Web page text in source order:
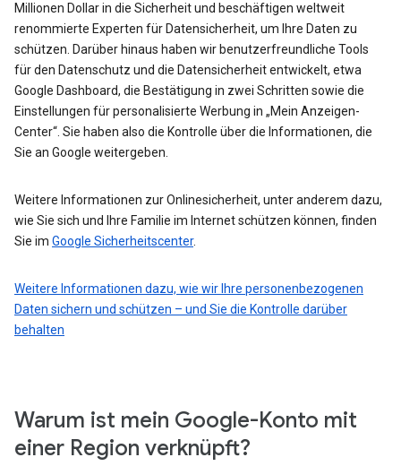
Millionen Dollar in die Sicherheit und beschäftigen weltweit
renommierte Experten für Datensicherheit, um Ihre Daten zu
schützen. Darüber hinaus haben wir benutzerfreundliche Tools
für den Datenschutz und die Datensicherheit entwickelt, etwa
Google Dashboard, die Bestätigung in zwei Schritten sowie die
Einstellungen für personalisierte Werbung in „Mein Anzeigen-
Center“. Sie haben also die Kontrolle über die Informationen, die
Sie an Google weitergeben.
Weitere Informationen zur Onlinesicherheit, unter anderem dazu,
wie Sie sich und Ihre Familie im Internet schützen können, finden
Sie im Google Sicherheitscenter.
Weitere Informationen dazu, wie wir Ihre personenbezogenen
Daten sichern und schützen – und Sie die Kontrolle darüber
behalten
Warum ist mein Google-Konto mit
einer Region verknüpft?